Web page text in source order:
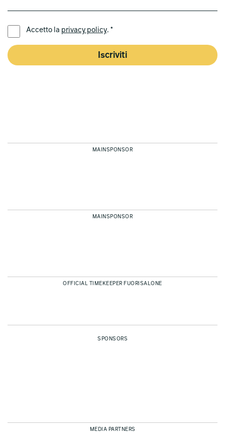
Accetto la privacy policy. *
Iscriviti
MAINSPONSOR
MAINSPONSOR
OFFICIAL TIMEKEEPER FUORISALONE
SPONSORS
MEDIA PARTNERS